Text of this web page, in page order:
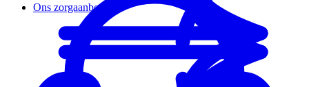
Ons zorgaanbod